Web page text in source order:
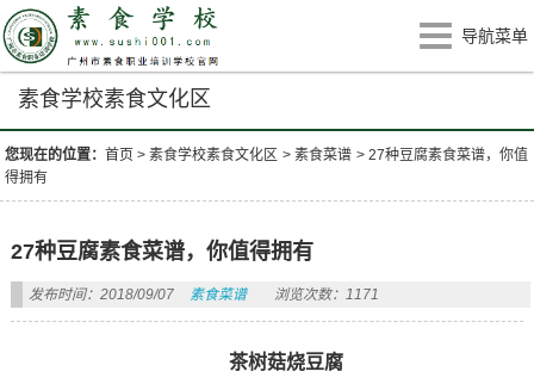
导航菜单
素食学校素食文化区
您现在的位置：首页 >素食学校素食文化区 >素食菜谱 >27种豆腐素食菜谱，你值
得拥有
27种豆腐素食菜谱，你值得拥有
发布时间：2018/09/07 素食菜谱 浏览次数：1171
茶树菇烧豆腐